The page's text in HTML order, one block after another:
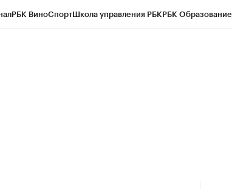
РБК ВиноСпортШкола управления РБКРБК Образование